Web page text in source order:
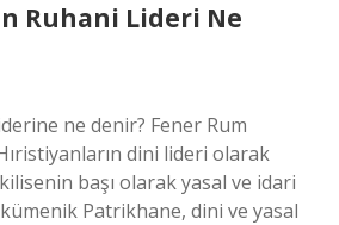
Ruhani Lideri Ne
ne denir? Fener Rum
dini lideri olarak
başı olarak yasal ve idari
Patrikhane, dini ve yasal